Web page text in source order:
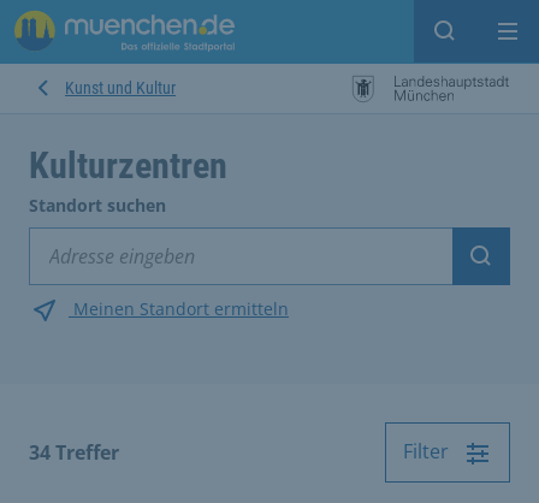
Suche
Kunst und Kultur
Kulturzentren
Standort suchen
Meinen Standort ermitteln
34Treffer Filter